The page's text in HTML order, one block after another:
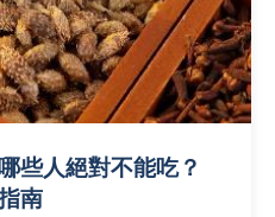
些人絕對不能吃？
南